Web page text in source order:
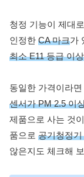
청정 기능이 제대
인정한 CA 마크가
최소 E11 등급 이상
동일한 가격이라
센서가 PM 2.5 이
제품으로 사는 것
품으로 공기청정
않은지도 체크해